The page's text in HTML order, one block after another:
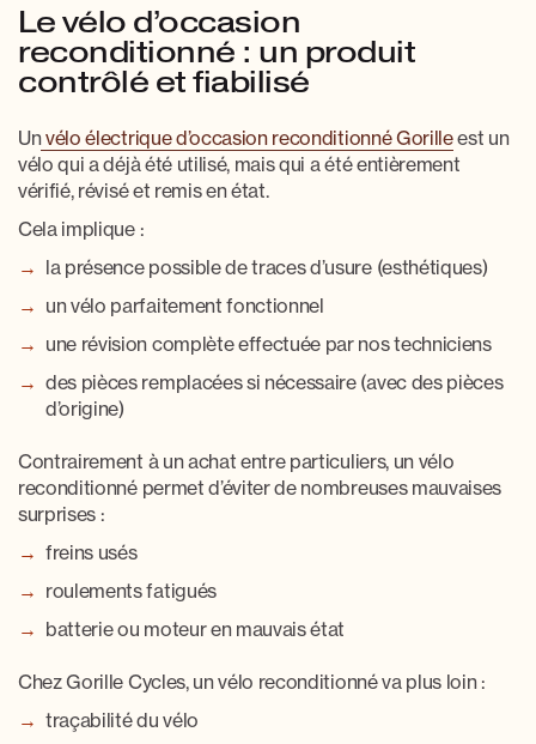
Le vélo d’occasion
reconditionné : un produit
contrôlé et fiabilisé
Unvélo électrique d’occasion reconditionné Gorilleest un
vélo qui a déjà été utilisé, mais qui a été entièrement
vérifié, révisé et remis en état.
Cela implique :
la présence possible de traces d’usure (esthétiques)
un vélo parfaitement fonctionnel
une révision complète effectuée par nos techniciens
des pièces remplacées si nécessaire (avec des pièces
d’origine)
Contrairement à un achat entre particuliers, un vélo
reconditionné permet d’éviter de nombreuses mauvaises
surprises :
freins usés
roulements fatigués
batterie ou moteur en mauvais état
Chez Gorille Cycles, un vélo reconditionné va plus loin :
traçabilité du vélo